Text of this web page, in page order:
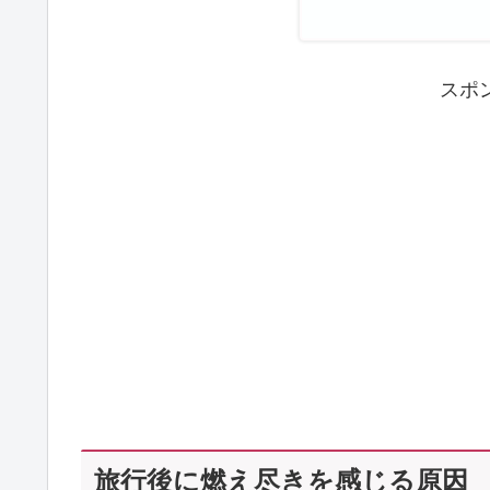
スポ
旅行後に燃え尽きを感じる原因